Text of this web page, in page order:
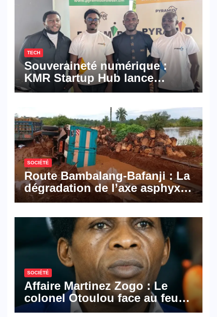
TECH
Souveraineté numérique :
KMR Startup Hub lance
Pyramid Browser et Pyramid
numériques made in
Cameroon
SOCIÉTÉ
Route Bambalang-Bafanji : La
dégradation de l’axe asphyxie
les activités économiques
SOCIÉTÉ
Affaire Martinez Zogo : Le
colonel Otoulou face au feu
croisé des avocats de la